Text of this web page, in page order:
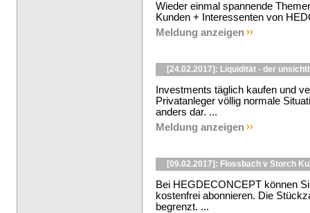
Wieder einmal spannende
Kunden + Interessenten von
Meldung anzeigen
[24.02.2017]: Liquidität - der
Investments täglich kaufen und
Privatanleger völlig normale
anders dar. ...
Meldung anzeigen
[09.02.2017]: Flossbach v Storch
Bei HEGDECONCEPT können
kostenfrei abonnieren. Die
begrenzt. ...